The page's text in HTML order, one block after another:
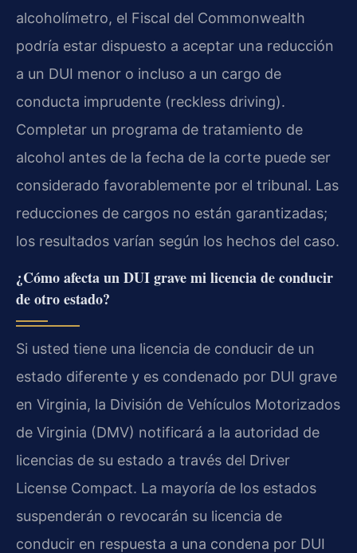
alcoholímetro, el Fiscal del Commonwealth
podría estar dispuesto a aceptar una reducción
a un DUI menor o incluso a un cargo de
conducta imprudente (reckless driving).
Completar un programa de tratamiento de
alcohol antes de la fecha de la corte puede ser
considerado favorablemente por el tribunal. Las
reducciones de cargos no están garantizadas;
los resultados varían según los hechos del caso.
¿Cómo afecta un DUI grave mi licencia de conducir
de otro estado?
Si usted tiene una licencia de conducir de un
estado diferente y es condenado por DUI grave
en Virginia, la División de Vehículos Motorizados
de Virginia (DMV) notificará a la autoridad de
licencias de su estado a través del Driver
License Compact. La mayoría de los estados
suspenderán o revocarán su licencia de
conducir en respuesta a una condena por DUI